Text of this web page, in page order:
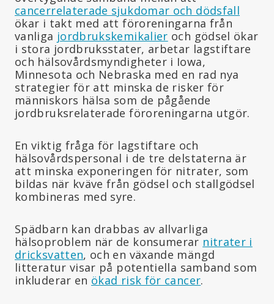
cancerrelaterade sjukdomar och dödsfall
ökar i takt med att föroreningarna från
vanliga jordbrukskemikalier och gödsel ökar
i stora jordbruksstater, arbetar lagstiftare
och hälsovårdsmyndigheter i Iowa,
Minnesota och Nebraska med en rad nya
strategier för att minska de risker för
människors hälsa som de pågående
jordbruksrelaterade föroreningarna utgör.
En viktig fråga för lagstiftare och
hälsovårdspersonal i de tre delstaterna är
att minska exponeringen för nitrater, som
bildas när kväve från gödsel och stallgödsel
kombineras med syre.
Spädbarn kan drabbas av allvarliga
hälsoproblem när de konsumerar nitrater i
dricksvatten, och en växande mängd
litteratur visar på potentiella samband som
inkluderar en ökad risk för cancer.